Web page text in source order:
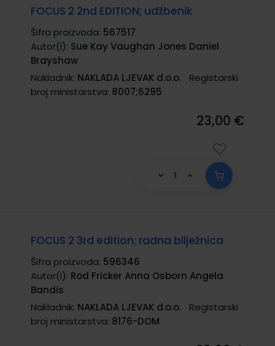
FOCUS 2 2nd EDITION; udžbenik
Šifra proizvoda: 567517
Autor(i): Sue Kay Vaughan Jones Daniel
Brayshaw
Nakladnik: NAKLADA LJEVAK d.o.o.
Registarski
broj ministarstva: 8007;6295
23,00 €
FOCUS 2 3rd edition; radna bilježnica
Šifra proizvoda: 596346
Autor(i): Rod Fricker Anna Osborn Angela
Bandis
Nakladnik: NAKLADA LJEVAK d.o.o.
Registarski
broj ministarstva: 8176-DOM